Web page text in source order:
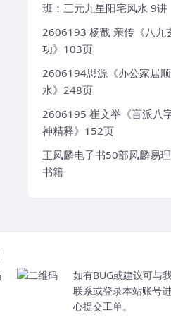
班：三元九星阳宅风水 9讲
2606193 杨戬 亲传《八九
功》103页
2606194思源《办公家居
水》248页
2606195 崔文举《盲派八
神精释》152页
王凤麟电子书50部凤麟易
书籍
如有BUG或建议可与
联系或登录本站账号
心提交工单。